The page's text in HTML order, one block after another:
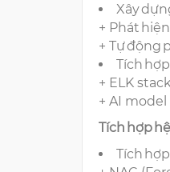
Xây
+ Phát
+ Tự động
Tích
+ ELK
+ AI model
Tích hợp
Tích